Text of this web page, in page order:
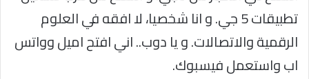
تطبيقات 5 جي. و انا شخصيا، لا افقه في العلوم
الرقمية والاتصالات. و يا دوب.. اني افتح اميل وواتس
اب واستعمل فيسبوك.